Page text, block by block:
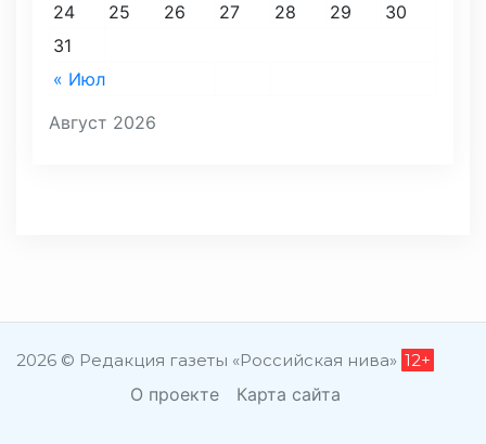
Август 2026
« Июл
24
25 26 27 28 29
30
31
2026 © Редакция газеты «Российская нива» 12+
О проекте Карта сайта